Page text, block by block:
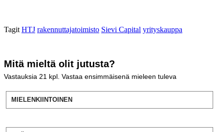
Tagit HTJ rakennuttajatoimisto Sievi Capital yrityskauppa
Mitä mieltä olit jutusta?
Vastauksia 21 kpl. Vastaa ensimmäisenä mieleen tuleva
MIELENKIINTOINEN